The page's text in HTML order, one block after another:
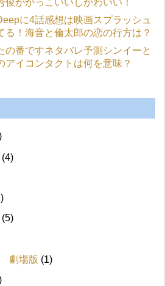
俊がかっこいいしかわいい！
に4話感想は映画スプラッシュ
る！海音と倫太郎の恋の行方は？
の番ですネタバレ予測シンイーと
アイコンタクトは何を意味？
(4)
(5)
劇場版 (1)